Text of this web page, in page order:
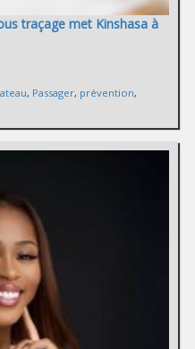
traçage met Kinshasa à
, Passager, prévention,